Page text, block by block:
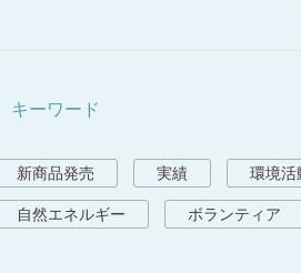
キーワード
新商品発売 実績 環境活
自然エネルギー ボランティア